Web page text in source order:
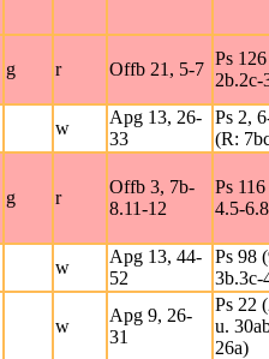
g r Offb 21, 5-7
Ps
2b.2c-
w
Apg 13, 26-
33
Ps 2,
(R:
g r
Offb 3, 7b-
8.11-12
Ps
4.5-
w
Apg 13, 44-
52
Ps 98
3b.3c-
w
Apg 9, 26-
31
Ps 22
u.
26a)